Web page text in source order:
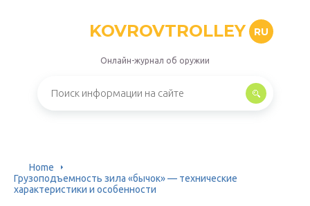
KOVROVTROLLEY RU
Онлайн-журнал об оружии
Home
Грузоподъемность зила «бычок» — технические
характеристики и особенности